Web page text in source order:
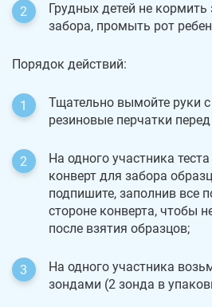
Грудных детей не
забора, промыть рот
Порядок действий:
Тщательно вымойте руки
резиновые перчатки
На одного участника
конверт для забора
подпишите, заполнив все
стороне конверта, чтобы
после взятия образцов;
На одного участника
зондами (2 зонда в